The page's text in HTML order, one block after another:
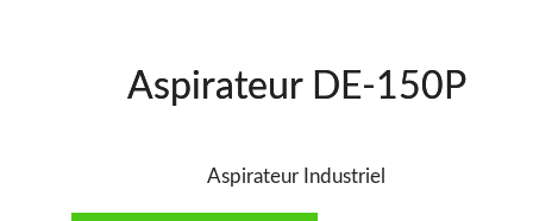
Aspirateur DE-150P
Aspirateur Industriel